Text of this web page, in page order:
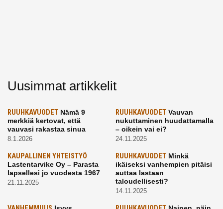
Uusimmat artikkelit
RUUHKAVUODET Nämä 9
merkkiä kertovat, että
vauvasi rakastaa sinua
8.1.2026
RUUHKAVUODETVauvan
nukuttaminen huudattamalla
– oikein vai ei?
24.11.2025
KAUPALLINEN YHTEISTYÖ
Lastentarvike Oy – Parasta
lapsellesi jo vuodesta 1967
21.11.2025
RUUHKAVUODETMinkä
ikäiseksi vanhempien pitäisi
auttaa lastaan
taloudellisesti?
14.11.2025